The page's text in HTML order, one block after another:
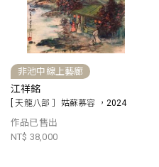
非池中線上藝廊
江祥銘
[ 天龍八部 ］姑蘇慕容 ，2024
作品已售出
NT$ 38,000